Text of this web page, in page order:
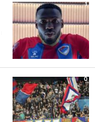
1
0